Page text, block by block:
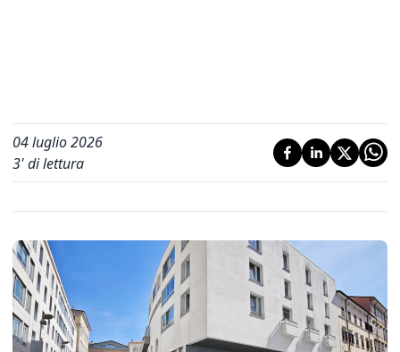
04 luglio 2026
3' di lettura